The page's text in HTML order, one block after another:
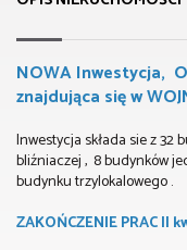
NOWA Inwestycja,
znajdująca się w
Inwestycja składa sie z
bliźniaczej , 8 budynków
budynku trzylokalowego .
ZAKOŃCZENIE PRAC II